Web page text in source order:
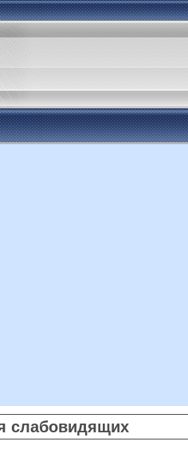
слабовидящих